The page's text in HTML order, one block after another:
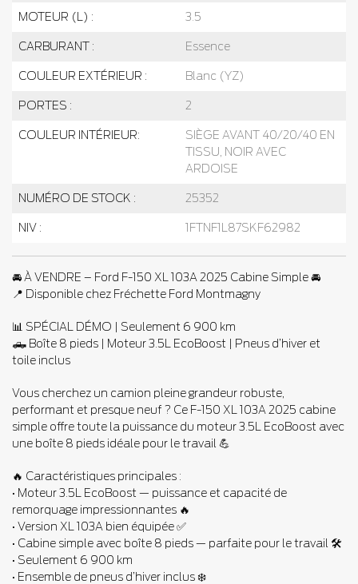
MOTEUR (L) : 3.5
CARBURANT : Essence
COULEUR EXTÉRIEUR : Blanc (YZ)
PORTES : 2
COULEUR INTÉRIEUR:
SIÈGE AVANT 40/20/40 EN
TISSU, NOIR AVEC
ARDOISE
NUMÉRO DE STOCK : 25352
NIV : 1FTNF1L87SKF62982
🚘 À VENDRE – Ford F-150 XL 103A 2025 Cabine Simple 🚘
📍 Disponible chez Fréchette Ford Montmagny
📊 SPÉCIAL DÉMO | Seulement 6 900 km
🛻 Boîte 8 pieds | Moteur 3.5L EcoBoost | Pneus d’hiver et
toile inclus
Vous cherchez un camion pleine grandeur robuste,
performant et presque neuf ? Ce F-150 XL 103A 2025 cabine
simple offre toute la puissance du moteur 3.5L EcoBoost avec
une boîte 8 pieds idéale pour le travail 💪
🔥 Caractéristiques principales :
• Moteur 3.5L EcoBoost — puissance et capacité de
remorquage impressionnantes 🔥
• Version XL 103A bien équipée ✅
• Cabine simple avec boîte 8 pieds — parfaite pour le travail 🛠️
• Seulement 6 900 km
• Ensemble de pneus d’hiver inclus ❄️